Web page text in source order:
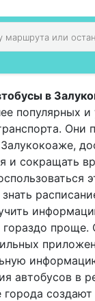
в
популярных
Они
и сокращать
гораздо проще.
автобусов в
города